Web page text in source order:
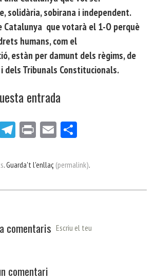
solidària, sobirana i independent.
Catalunya que votarà el 1-O perquè
humans, com el
estàn per damunt dels règims, de
dels Tribunals Constitucionals.
entrada
Te
gr
m
Pri E
ail pa
ei
. Guarda't l'enllaç (permalink).
comentaris Escriu el teu
comentari